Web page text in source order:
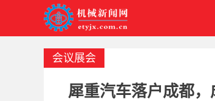
会议展会
犀重汽车落户成都